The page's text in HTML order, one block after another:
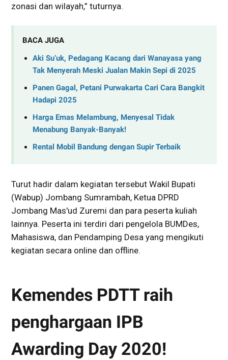
zonasi dan wilayah,” tuturnya.
BACA JUGA
Aki Su’uk, Pedagang Kacang dari Wanayasa yang
Tak Menyerah Meski Jualan Makin Sepi di 2025
Panen Gagal, Petani Purwakarta Cari Cara Bangkit
Hadapi 2025
Harga Emas Melambung, Menyesal Tidak
Menabung Banyak-Banyak!
Rental Mobil Bandung dengan Supir Terbaik
Turut hadir dalam kegiatan tersebut Wakil Bupati
(Wabup) Jombang Sumrambah, Ketua DPRD
Jombang Mas'ud Zuremi dan para peserta kuliah
lainnya. Peserta ini terdiri dari pengelola BUMDes,
Mahasiswa, dan Pendamping Desa yang mengikuti
kegiatan secara online dan offline.
Kemendes PDTT raih
penghargaan IPB
Awarding Day 2020!